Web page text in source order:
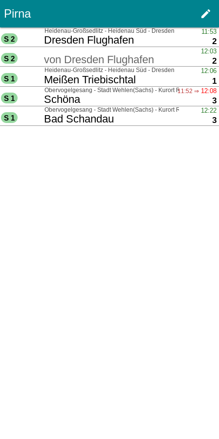
Pirna edit
S 2 nach
Dresden Flughafen
11:53
2
über
Heidenau-Großsedlitz - Heidenau Süd - Dresden
S 2 von
Dresden Flughafen
12:03
2
S 1 nach
Meißen Triebischtal
12:06
1
über
Heidenau-Großsedlitz - Heidenau Süd - Dresden
S 1 nach
Schöna
11:52 ⇒ 12:08
3
über
Obervogelgesang - Stadt Wehlen(Sachs) - Kurort Rathen
S 1 nach
Bad Schandau
12:22
3
über
Obervogelgesang - Stadt Wehlen(Sachs) - Kurort Rathen